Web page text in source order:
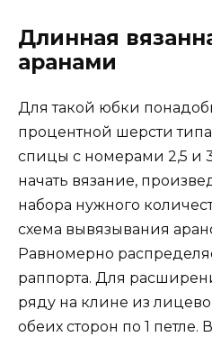
Длинная
аранами
Для такой юбки
процентной шерсти типа
спицы с номерами 2,5 и
начать вязание,
набора нужного
схема вывязывания
Равномерно
раппорта. Для
ряду на клине из
обеих сторон по 1